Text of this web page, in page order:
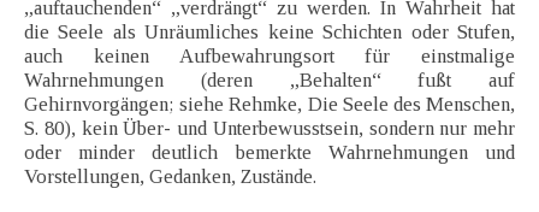
„auftauchenden“ „verdrängt“ zu werden. In Wahrheit hat
die Seele als Unräumliches keine Schichten oder Stufen,
auch keinen Aufbewahrungsort für einstmalige
Wahrnehmungen (deren „Behalten“ fußt auf
Gehirnvorgängen; siehe Rehmke, Die Seele des Menschen,
S. 80), kein Über- und Unterbewusstsein, sondern nur mehr
oder minder deutlich bemerkte Wahrnehmungen und
Vorstellungen, Gedanken, Zustände.